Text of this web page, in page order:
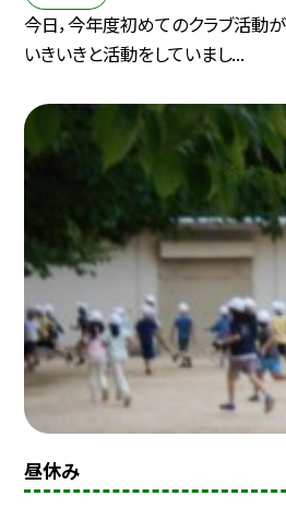
今日，今年度初めてのクラブ活動が
いきいきと活動をしていまし...
昼休み